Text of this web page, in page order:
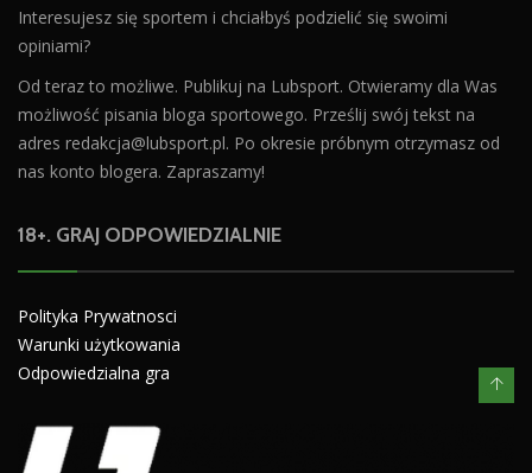
Interesujesz się sportem i chciałbyś podzielić się swoimi
opiniami?
Od teraz to możliwe. Publikuj na Lubsport. Otwieramy dla Was
możliwość pisania bloga sportowego. Prześlij swój tekst na
adres redakcja@lubsport.pl. Po okresie próbnym otrzymasz od
nas konto blogera. Zapraszamy!
18+. GRAJ ODPOWIEDZIALNIE
Polityka Prywatnosci
Warunki użytkowania
Odpowiedzialna gra